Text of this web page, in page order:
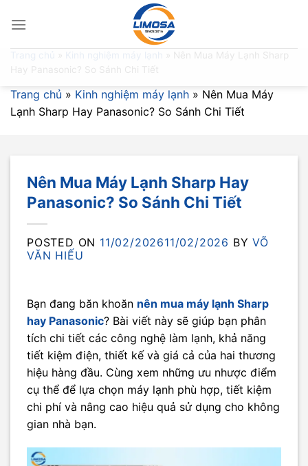
Nên Mua Máy Lạnh Sharp
Hay Panasonic? So Sánh Chi Tiết
Trang chủ » Kinh nghiệm máy lạnh » Nên Mua Máy
Lạnh Sharp Hay Panasonic? So Sánh Chi Tiết
Nên Mua Máy Lạnh Sharp Hay
Panasonic? So Sánh Chi Tiết
POSTED ON 11/02/202611/02/2026 BYVÕ
VĂN HIẾU
Bạn đang băn khoăn nên mua máy lạnh Sharp
hay Panasonic? Bài viết này sẽ giúp bạn phân
tích chi tiết các công nghệ làm lạnh, khả năng
tiết kiệm điện, thiết kế và giá cả của hai thương
hiệu hàng đầu. Cùng xem những ưu nhược điểm
cụ thể để lựa chọn máy lạnh phù hợp, tiết kiệm
chi phí và nâng cao hiệu quả sử dụng cho không
gian nhà bạn.